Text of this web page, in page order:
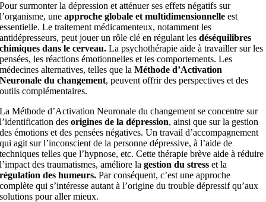
Pour surmonter la dépression et atténuer ses effets négatifs sur
l’organisme, uneapproche globale et multidimensionnelleest
essentielle. Le traitement médicamenteux, notamment les
antidépresseurs, peut jouer un rôle clé en régulant lesdéséquilibres
chimiques dans le cerveau. La psychothérapie aide à travailler sur les
pensées, les réactions émotionnelles et les comportements. Les
médecines alternatives, telles que laMéthode d’Activation
Neuronale du changement, peuvent offrir des perspectives et des
outils complémentaires.
La Méthode d’Activation Neuronale du changement se concentre sur
l’identification desorigines de la dépression, ainsi que sur la gestion
des émotions et des pensées négatives. Un travail d’accompagnement
qui agit sur l’inconscient de la personne dépressive, à l’aide de
techniques telles que l’hypnose, etc. Cette thérapie brève aide à réduire
l’impact des traumatismes, améliore lagestion du stresset la
régulation des humeurs. Par conséquent, c’est une approche
complète qui s’intéresse autant à l’origine du trouble dépressif qu’aux
solutions pour aller mieux.